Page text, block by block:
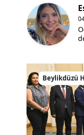
Beylikdüzü